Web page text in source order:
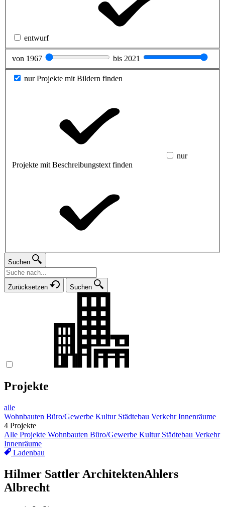
entwurf
von 1967 bis 2021
nur Projekte mit Bildern finden
nur
Projekte mit Beschreibungstext finden
Suchen
Zurücksetzen Suchen
Projekte
alle
Wohnbauten Büro/Gewerbe Kultur Städtebau VerkehrInnenräume
4 Projekte
Alle Projekte Wohnbauten Büro/Gewerbe Kultur Städtebau Verkehr
Innenräume
Ladenbau
Hilmer Sattler ArchitektenAhlers
Albrecht